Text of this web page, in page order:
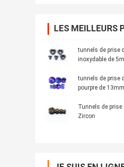
LES MEILLEURS
tunnels de prise
inoxydable de
tunnels de prise
pourpre de 13mm
Tunnels de prise
Zircon